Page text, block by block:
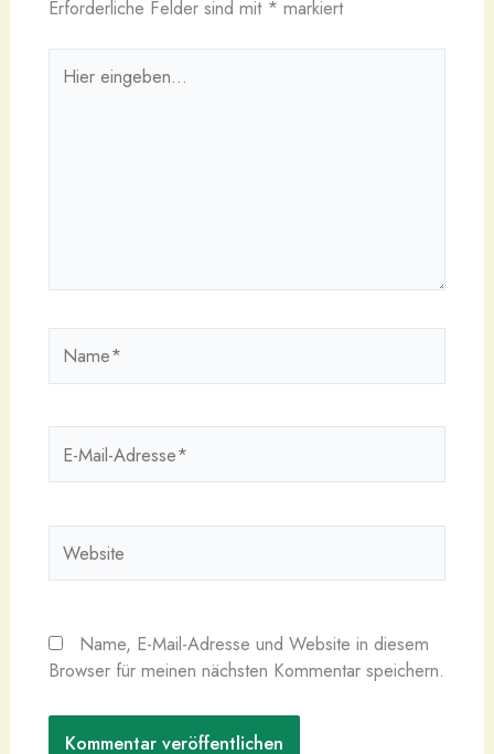
Erforderliche Felder sind mit * markiert
eingeben…
Mail-
Name, E-Mail-Adresse und Website in diesem
Browser für meinen nächsten Kommentar speichern.